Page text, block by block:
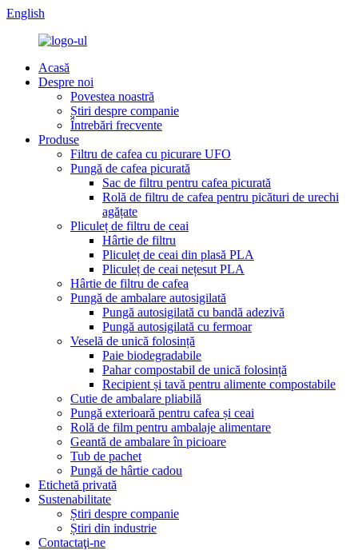
English
Acasă
Despre noi
Povestea noastră
Știri despre companie
Întrebări frecvente
Produse
Filtru de cafea cu picurare UFO
Pungă de cafea picurată
Sac de filtru pentru cafea picurată
Rolă de filtru de cafea pentru picături de urechi
agățate
Pliculeț de filtru de ceai
Hârtie de filtru
Pliculeț de ceai din plasă PLA
Pliculeț de ceai nețesut PLA
Hârtie de filtru de cafea
Pungă de ambalare autosigilată
Pungă autosigilată cu bandă adezivă
Pungă autosigilată cu fermoar
Veselă de unică folosință
Paie biodegradabile
Pahar compostabil de unică folosință
Recipient și tavă pentru alimente compostabile
Cutie de ambalare pliabilă
Pungă exterioară pentru cafea și ceai
Rolă de film pentru ambalaje alimentare
Geantă de ambalare în picioare
Tub de pachet
Pungă de hârtie cadou
Etichetă privată
Sustenabilitate
Știri despre companie
Știri din industrie
Contactaţi-ne